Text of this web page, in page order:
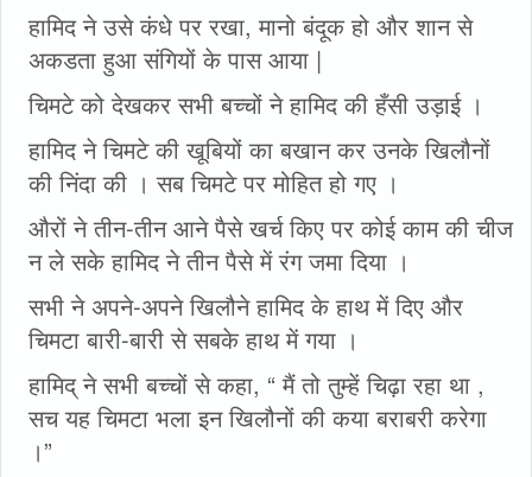
हामिद ने उसे कंधे पर रखा, मानो बंदूक हो और शान से
अकडता हुआ संगियों के पास आया |
चिमटे को देखकर सभी बच्चों ने हामिद की हँसी उड़ाई ।
हामिद ने चिमटे की खूबियों का बखान कर उनके खिलौनों
की निंदा की । सब चिमटे पर मोहित हो गए ।
औरों ने तीन-तीन आने पैसे खर्च किए पर कोई काम की चीज
न ले सके हामिद ने तीन पैसे में रंग जमा दिया ।
सभी ने अपने-अपने खिलौने हामिद के हाथ में दिए और
चिमटा बारी-बारी से सबके हाथ में गया ।
हामिद्‌ ने सभी बच्चों से कहा, “ मैं तो तुम्हें चिढ़ा रहा था ,
सच यह चिमटा भला इन खिलौनों की कया बराबरी करेगा
।”